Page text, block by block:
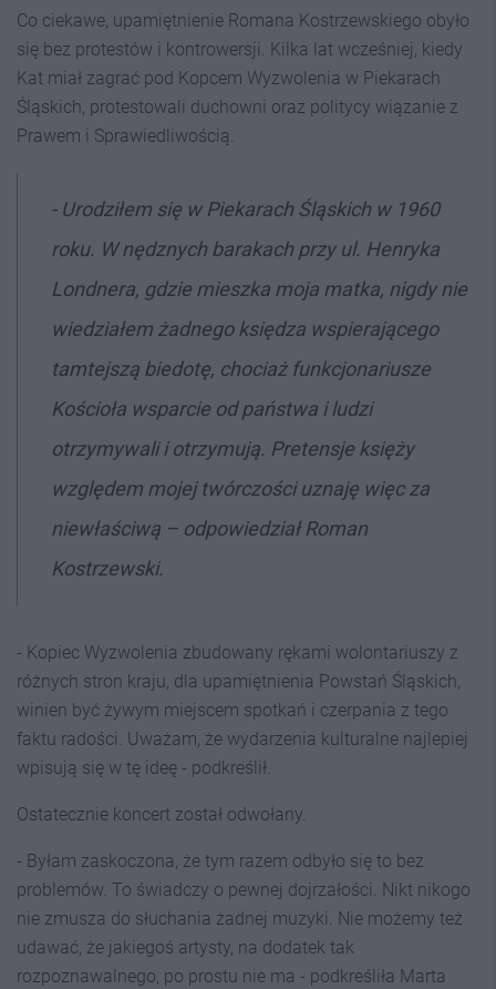
Co ciekawe, upamiętnienie Romana Kostrzewskiego obyło
się bez protestów i kontrowersji. Kilka lat wcześniej, kiedy
Kat miał zagrać pod Kopcem Wyzwolenia w Piekarach
Śląskich, protestowali duchowni oraz politycy wiązanie z
Prawem i Sprawiedliwością.
- Urodziłem się w Piekarach Śląskich w 1960
roku. W nędznych barakach przy ul. Henryka
Londnera, gdzie mieszka moja matka, nigdy nie
wiedziałem żadnego księdza wspierającego
tamtejszą biedotę, chociaż funkcjonariusze
Kościoła wsparcie od państwa i ludzi
otrzymywali i otrzymują. Pretensje księży
względem mojej twórczości uznaję więc za
niewłaściwą – odpowiedział Roman
Kostrzewski.
- Kopiec Wyzwolenia zbudowany rękami wolontariuszy z
różnych stron kraju, dla upamiętnienia Powstań Śląskich,
winien być żywym miejscem spotkań i czerpania z tego
faktu radości. Uważam, że wydarzenia kulturalne najlepiej
wpisują się w tę ideę - podkreślił.
Ostatecznie koncert został odwołany.
- Byłam zaskoczona, że tym razem odbyło się to bez
problemów. To świadczy o pewnej dojrzałości. Nikt nikogo
nie zmusza do słuchania żadnej muzyki. Nie możemy też
udawać, że jakiegoś artysty, na dodatek tak
rozpoznawalnego, po prostu nie ma - podkreśliła Marta